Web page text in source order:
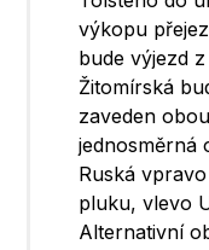
výkopu
bude výjezd
Žitomírská
zaveden
jednosměrná
Ruská
pluku, vlevo
Alternativní